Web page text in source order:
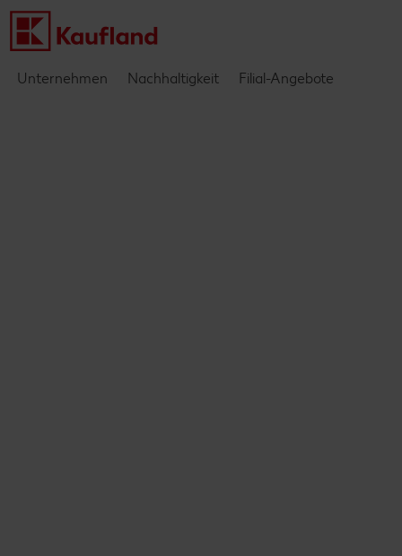
Unternehmen Nachhaltigkeit Filial-Angebote